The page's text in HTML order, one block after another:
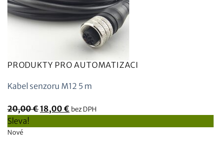
PRODUKTY PRO AUTOMATIZACI
Kabel senzoru M12 5 m
20,00€ Původní
18,00€ Aktuální
bez DPH
Sleva!
Nové